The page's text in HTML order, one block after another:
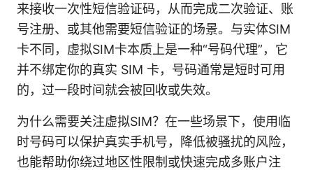
来接收一次性短信验证码，从而完成二次验证、账
号注册、或其他需要短信验证的场景。与实体SIM
卡不同，虚拟SIM卡本质上是一种“号码代理”，它
并不绑定你的真实 SIM 卡，号码通常是短时可用
的，过一段时间就会被回收或失效。
为什么需要关注虚拟SIM？在一些场景下，使用临
时号码可以保护真实手机号，降低被骚扰的风险，
也能帮助你绕过地区性限制或快速完成多账户注